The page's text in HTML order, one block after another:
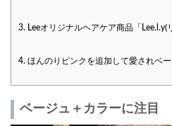
3. Leeオリジナルヘアケア商品「Lee.l.y(
4. ほんのりピンクを追加して愛されベ
ベージュ＋カラーに注目